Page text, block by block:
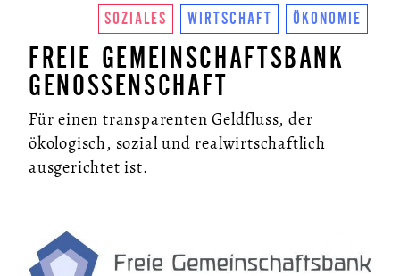
SOZIALES WIRTSCHAFT ÖKONOMIE
FREIE GEMEINSCHAFTSBANK
GENOSSENSCHAFT
Für einen transparenten Geldfluss, der
ökologisch, sozial und realwirtschaftlich
ausgerichtet ist.